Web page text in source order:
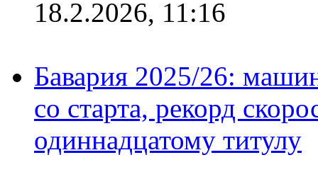
18.2.2026, 11:16
Бавария 2025/26:
со старта, рекорд
одиннадцатому титулу